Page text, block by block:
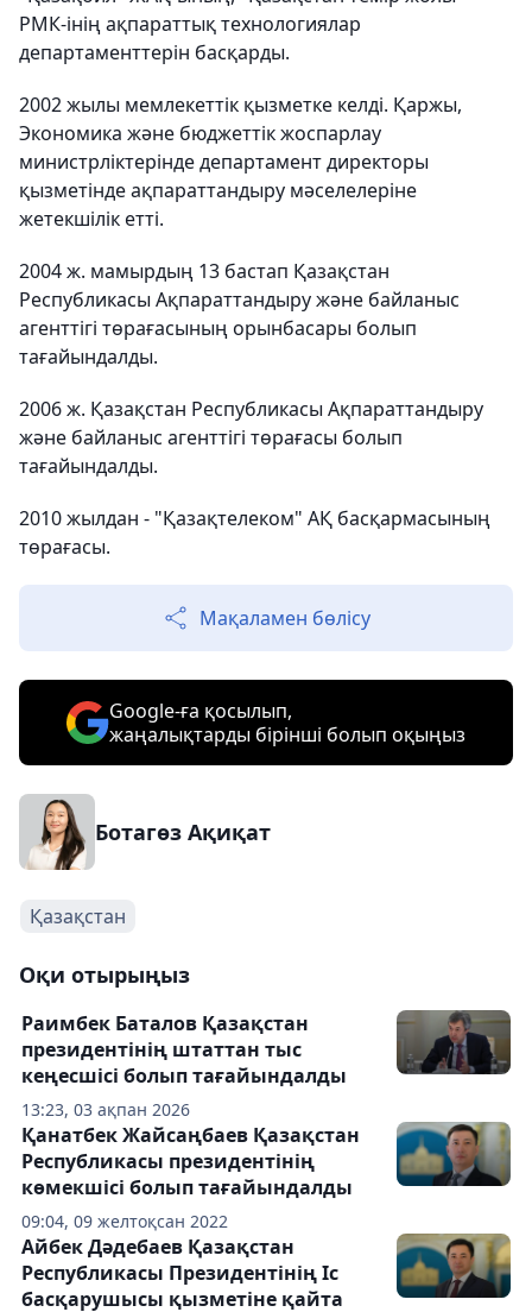
РМК-інің ақпараттық технологиялар
департаменттерін басқарды.
2002 жылы мемлекеттік қызметке келді. Қаржы,
Экономика және бюджеттік жоспарлау
министрліктерінде департамент директоры
қызметінде ақпараттандыру мәселелеріне
жетекшілік етті.
2004 ж. мамырдың 13 бастап Қазақстан
Республикасы Ақпараттандыру және байланыс
агенттігі төрағасының орынбасары болып
тағайындалды.
2006 ж. Қазақстан Республикасы Ақпараттандыру
және байланыс агенттігі төрағасы болып
тағайындалды.
2010 жылдан - "Қазақтелеком" АҚ басқармасының
төрағасы.
Мақаламен бөлісу
Google-ға қосылып,
жаңалықтарды бірінші болып оқыңыз
Ботагөз Ақиқат
Қазақстан
Оқи отырыңыз
13:23, 03 ақпан 2026
Раимбек Баталов Қазақстан
президентінің штаттан тыс
кеңесшісі болып тағайындалды
09:04, 09 желтоқсан 2022
Қанатбек Жайсаңбаев Қазақстан
Республикасы президентінің
көмекшісі болып тағайындалды
Айбек Дәдебаев Қазақстан
Республикасы Президентінің Іс
басқарушысы қызметіне қайта